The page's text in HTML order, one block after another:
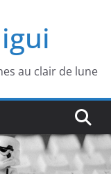
au clair de lune